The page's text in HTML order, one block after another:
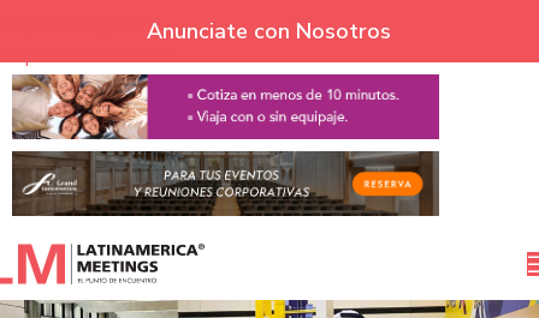
Skip to navigation
Skip to main content
Anunciate con Nosotros